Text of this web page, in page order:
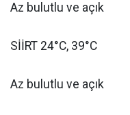
Az bulutlu ve açık
SİİRT 24°C, 39°C
Az bulutlu ve açık